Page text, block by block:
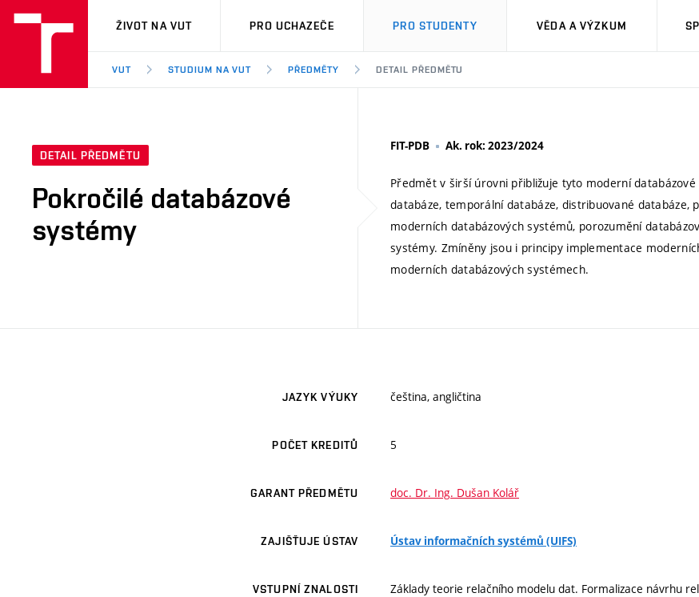
VUT
ŽIVOT NA VUT PRO UCHAZEČE PRO STUDENTY VĚDA A VÝZKUM
VUT STUDIUM NA VUT PŘEDMĚTY DETAIL PŘEDMĚTU
DETAIL PŘEDMĚTU
Pokročilé databázové
systémy
FIT-PDB Ak. rok: 2023/2024
Předmět v širší úrovni přibližuje tyto moderní
databáze, temporální databáze, distribuované
moderních databázových systémů, porozumění
systémy. Zmíněny jsou i principy implementace
moderních databázových systémech.
JAZYK VÝUKY čeština, angličtina
POČET KREDITŮ 5
GARANT PŘEDMĚTU doc. Dr. Ing. Dušan Kolář
ZAJIŠŤUJE ÚSTAV Ústav informačních systémů (UIFS)
VSTUPNÍ ZNALOSTI
Základy teorie relačního modelu dat. Formalizace návrhu